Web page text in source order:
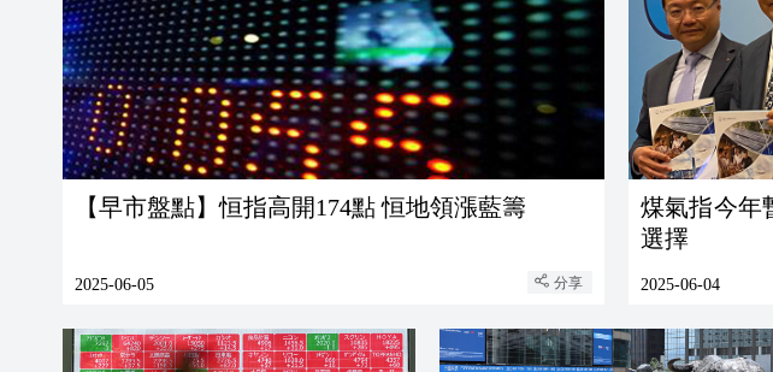
【早市盤點】恒指高開174點 恒地領漲藍籌
2025-06-05 分享
煤氣指今年
選擇
2025-06-04